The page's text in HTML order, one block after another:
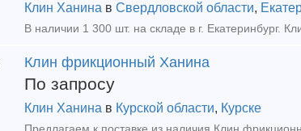
Клин Ханина в Свердловской области,
Клин фрикционный Ханина
По запросу
Клин Ханина в Курской области, Курске